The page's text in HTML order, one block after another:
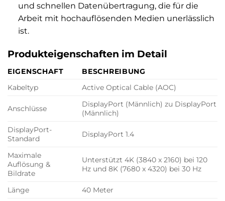
und schnellen Datenübertragung, die für die
Arbeit mit hochauflösenden Medien unerlässlich
ist.
Produkteigenschaften im Detail
EIGENSCHAFT
BESCHREIBUNG
Kabeltyp
Active Optical Cable (AOC)
Anschlüsse
DisplayPort (Männlich) zu DisplayPort
(Männlich)
DisplayPort-
Standard
DisplayPort 1.4
Maximale
Auflösung &
Bildrate
Unterstützt 4K (3840 x 2160) bei 120
Hz und 8K (7680 x 4320) bei 30 Hz
Länge 40 Meter